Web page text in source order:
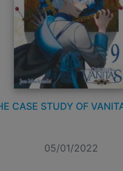
CASE STUDY OF
05/01/2022